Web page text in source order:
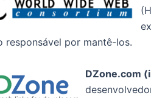
responsável por mantê-los.
DZone.com